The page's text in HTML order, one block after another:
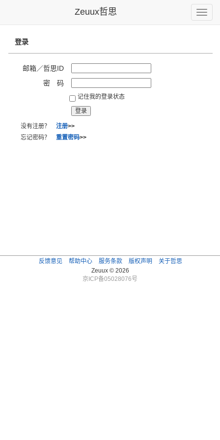
Toggle
Zeuux哲思
登录
邮箱／哲思ID
密 码
记住我的登录状态
没有注册？ 注册>>
忘记密码？ 重置密码>>
反馈意见 帮助中心 服务条款 版权声明
关于哲思
Zeuux © 2026
京ICP备05028076号